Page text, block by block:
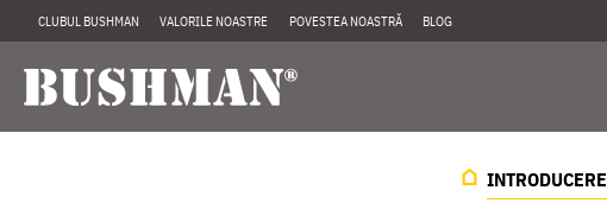
CLUBUL BUSHMAN VALORILE NOASTRE POVESTEA NOASTRĂ BLOG
INTRODUCERE